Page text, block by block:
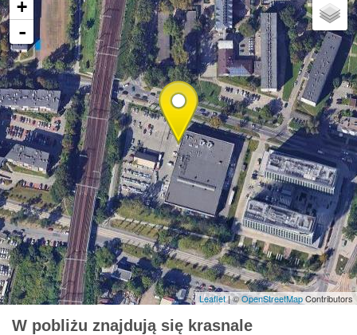
+
-
Leaflet| ©OpenStreetMapContributors
W pobliżu znajdują się krasnale